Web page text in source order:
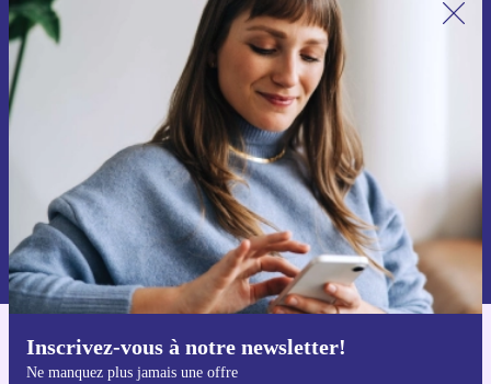
Inscrivez-vous à notre newsletter!
Ne manquez plus jamais une offre
Recevoir offres et infos de refurbed
par mail
Ne manquez plus aucune offre.
S'inscrire
Retrouvez les informations sur l'utilisation des données personnelles
dans notre
politique de confidentialité.
Téléchargez l'application refurbed
Pour iOS et Android